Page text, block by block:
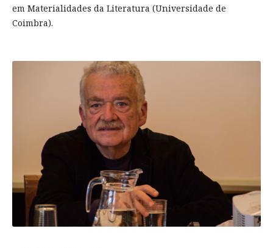
em Materialidades da Literatura (Universidade de
Coimbra).